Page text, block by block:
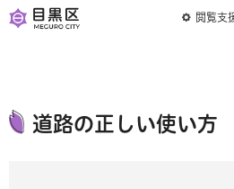
閲覧支
道路の正しい使い方